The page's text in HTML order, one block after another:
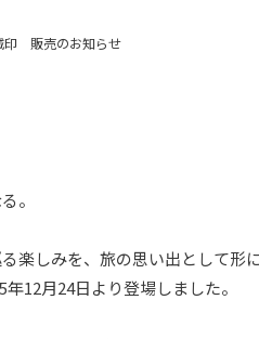
印 販売のお知らせ
。
楽しみを、旅の思い出として形
12月24日より登場しました。